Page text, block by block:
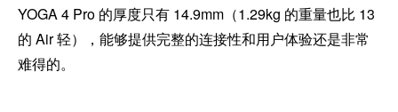
YOGA 4 Pro 的厚度只有 14.9mm（1.29kg 的重量也比 13
的 Air 轻），能够提供完整的连接性和用户体验还是非常
难得的。